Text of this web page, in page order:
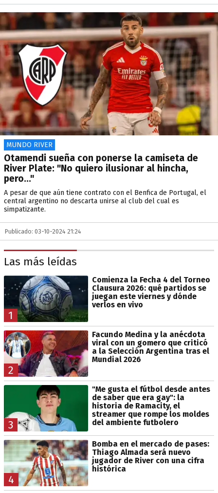
MUNDO RIVER
Otamendi sueña con ponerse la camiseta de
River Plate: "No quiero ilusionar al hincha,
pero..."
A pesar de que aún tiene contrato con el Benfica de Portugal, el
central argentino no descarta unirse al club del cual es
simpatizante.
Publicado: 03-10-2024 21:24
Las más leídas
1
Comienza la Fecha 4 del Torneo
Clausura 2026: qué partidos se
juegan este viernes y dónde
verlos en vivo
2
Facundo Medina y la anécdota
viral con un gomero que criticó
a la Selección Argentina tras el
Mundial 2026
3
"Me gusta el fútbol desde antes
de saber que era gay": la
historia de Ramacity, el
streamer que rompe los moldes
del ambiente futbolero
4
Bomba en el mercado de pases:
Thiago Almada será nuevo
jugador de River con una cifra
histórica